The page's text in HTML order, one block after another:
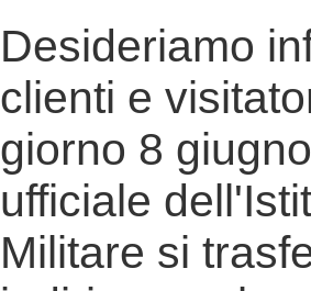
Desideriamo
clienti e
giorno 8
ufficiale
Militare si